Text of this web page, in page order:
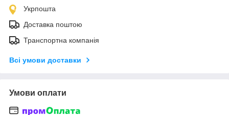
Укрпошта
Доставка поштою
Транспортна компанія
Всі умови доставки
Умови оплати